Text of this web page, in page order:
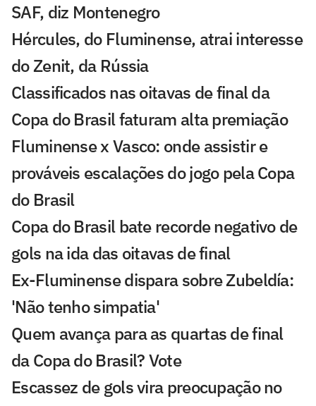
SAF, diz Montenegro
Hércules, do Fluminense, atrai interesse
do Zenit, da Rússia
Classificados nas oitavas de final da
Copa do Brasil faturam alta premiação
Fluminense x Vasco: onde assistir e
prováveis escalações do jogo pela Copa
do Brasil
Copa do Brasil bate recorde negativo de
gols na ida das oitavas de final
Ex-Fluminense dispara sobre Zubeldía:
'Não tenho simpatia'
Quem avança para as quartas de final
da Copa do Brasil? Vote
Escassez de gols vira preocupação no